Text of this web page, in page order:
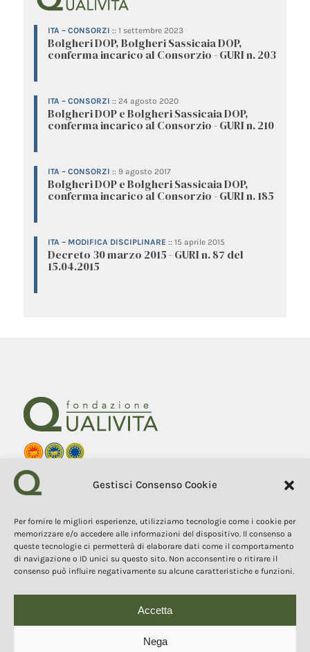
Gestisci Consenso Cookie
Per fornire le migliori esperienze, utilizziamo tecnologie come i cookie per
memorizzare e/o accedere alle informazioni del dispositivo. Il consenso a
queste tecnologie ci permetterà di elaborare dati come il comportamento
di navigazione o ID unici su questo sito. Non acconsentire o ritirare il
consenso può influire negativamente su alcune caratteristiche e funzioni.
Accetta
Nega
ITA – CONSORZI :: 1 settembre 2023
Bolgheri DOP, Bolgheri Sassicaia DOP,
conferma incarico al Consorzio - GURI n. 203
ITA – CONSORZI :: 24 agosto 2020
Bolgheri DOP e Bolgheri Sassicaia DOP,
conferma incarico al Consorzio - GURI n. 210
ITA – CONSORZI :: 9 agosto 2017
Bolgheri DOP e Bolgheri Sassicaia DOP,
conferma incarico al Consorzio - GURI n. 185
ITA – MODIFICA DISCIPLINARE :: 15 aprile 2015
Decreto 30 marzo 2015 - GURI n. 87 del
15.04.2015
Fondazione Qualivita
Sede Via Fontebranda 69
COPYRIGHT 2025
I contenuti, i testi e le immagini di questo sito web sono di
proprietà della Fondazione Qualivita e sono protetti dal diritto
d’autore e dalla normativa sulla proprietà intellettuale. È vietata la
qualsiasi forma, dei contenuti e delle immagini senza espressa